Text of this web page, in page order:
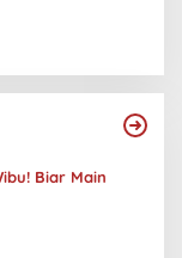
Biar Main